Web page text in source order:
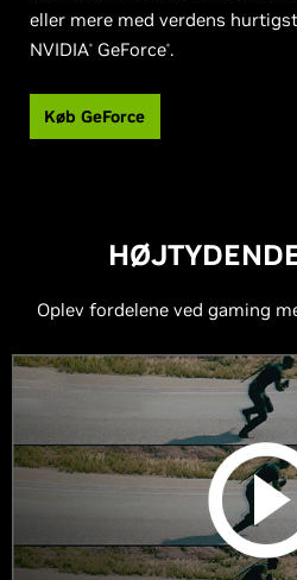
eller mere med verdens
NVIDIA® GeForce®.
Køb GeForce
Oplev fordelene ved gaming